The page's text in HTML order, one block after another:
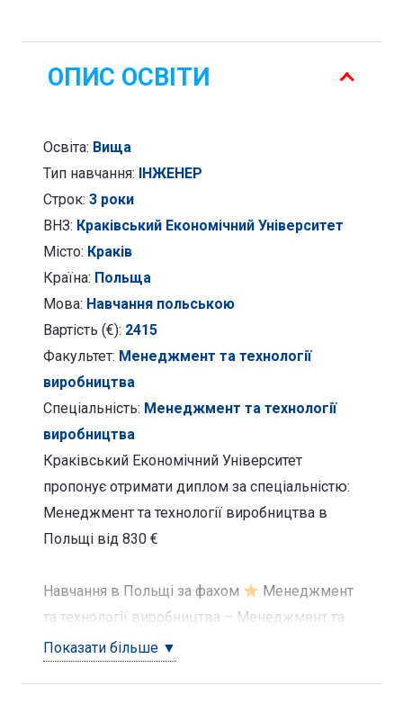
ОПИС ОСВІТИ
Освіта: Вища
Тип навчання: ІНЖЕНЕР
Строк: 3 роки
ВНЗ: Краківський Економічний Університет
Місто: Краків
Країна: Польща
Мова: Навчання польською
Вартість (€): 2415
Факультет: Менеджмент та технології
виробництва
Спеціальність: Менеджмент та технології
виробництва
Краківський Економічний Університет
пропонує отримати диплом за спеціальністю:
Менеджмент та технології виробництва в
Польщі від 830 €
Навчання в Польщі за фахом
Менеджмент
та технології виробництва – Менеджмент та
технології виробництва
Показати більше ▼